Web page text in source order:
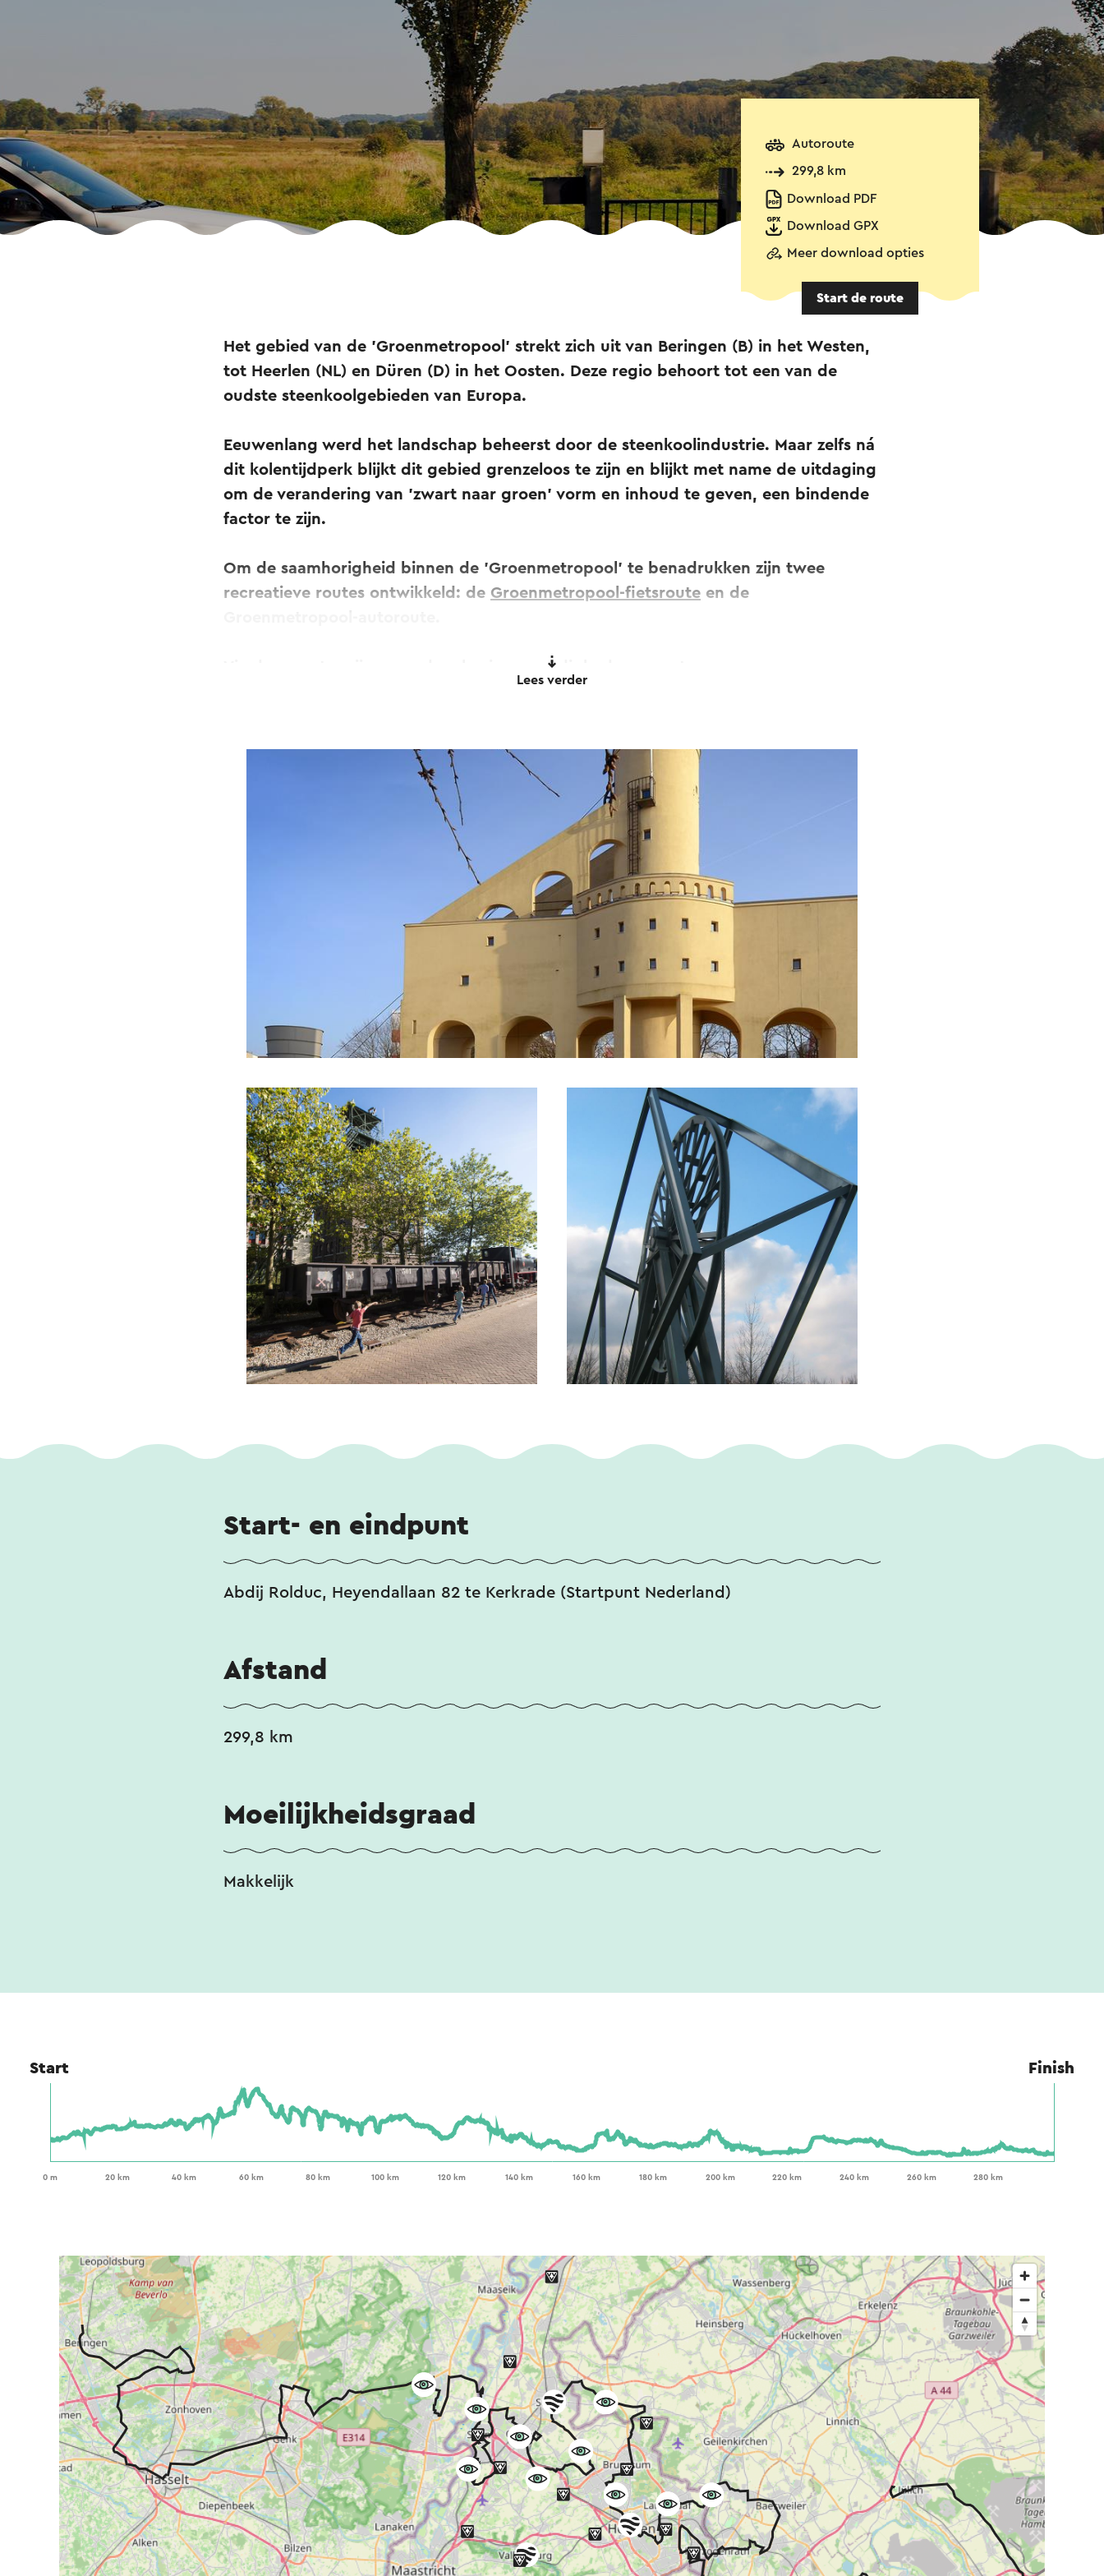
Autoroute
299,8 km
Download PDF
Download GPX
Meer download opties
Start de route
Het gebied van de 'Groenmetropool' strekt zich uit van Beringen (B) in het Westen,
tot Heerlen (NL) en Düren (D) in het Oosten. Deze regio behoort tot een van de
oudste steenkoolgebieden van Europa.
Eeuwenlang werd het landschap beheerst door de steenkoolindustrie. Maar zelfs ná
dit kolentijdperk blijkt dit gebied grenzeloos te zijn en blijkt met name de uitdaging
om de verandering van 'zwart naar groen' vorm en inhoud te geven, een bindende
factor te zijn.
Om de saamhorigheid binnen de 'Groenmetropool' te benadrukken zijn twee
recreatieve routes ontwikkeld: de Groenmetropool-fietsroute en de
Via deze routes zijn meer dan bezienswaardigheden en natuur- en
Meer informatie omtrent deze routes zijn verkrijgbaar via: www.gruenmetropole.eu
De autoroute is in Nederland en Duitsland speciaal bewegwijzerd via de blauwe
Groenmetropool-Autobordjes en is van Duren tot Beringen ongeveer 300 kilometer
Lees verder
Start- en eindpunt
Abdij Rolduc, Heyendallaan 82 te Kerkrade (Startpunt Nederland)
Afstand
299,8 km
Moeilijkheidsgraad
Makkelijk
Start Finish